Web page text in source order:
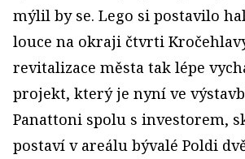
mýlil by se. Lego si postavilo
louce na okraji čtvrti
revitalizace města tak lépe
projekt, který je nyní ve
Panattoni spolu s investorem,
postaví v areálu bývalé Poldi